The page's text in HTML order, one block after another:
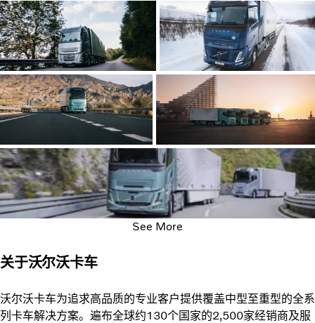
See More
关于沃尔沃卡车
沃尔沃卡车为追求高品质的专业客户提供覆盖中型至重型的全系
列卡车解决方案。遍布全球约130个国家的2,500家经销商及服